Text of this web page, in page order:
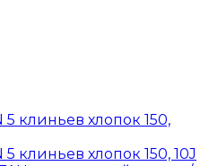
5 клиньев хлопок 150,
клиньев хлопок 150, 10J